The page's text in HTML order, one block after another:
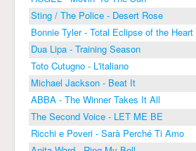
Sting / The Police - Desert Rose
Bonnie Tyler - Total Eclipse of the Heart
Dua Lipa - Training Season
Toto Cutugno - L'italiano
Michael Jackson - Beat It
ABBA - The Winner Takes It All
The Second Voice - LET ME BE
Ricchi e Poveri - Sarà Perché Ti Amo